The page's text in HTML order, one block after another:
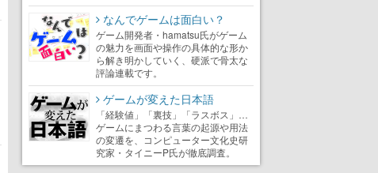
なんでゲームは面白い？
ゲーム開発者・hamatsu氏がゲーム
の魅力を画面や操作の具体的な形か
ら解き明かしていく、硬派で骨太な
評論連載です。
ゲームが変えた日本語
「経験値」「裏技」「ラスボス」…
ゲームにまつわる言葉の起源や用法
の変遷を、コンピューター文化史研
究家・タイニーP氏が徹底調査。